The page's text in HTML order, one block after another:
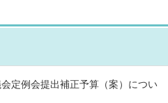
定例会提出補正予算（案）につい